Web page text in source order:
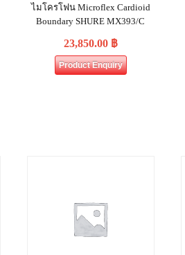
ไมโครโฟน Microflex Cardioid
Boundary SHURE MX393/C
23,850.00 ฿
Product Enquiry